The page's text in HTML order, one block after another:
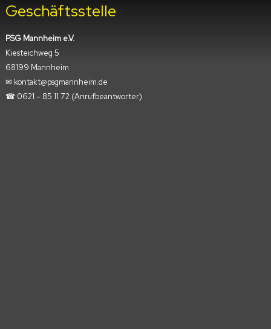
Geschäftsstelle
PSG Mannheim e.V.
Kiesteichweg 5
68199 Mannheim
✉︎ kontakt@psgmannheim.de
☎︎ 0621 – 85 11 72(Anrufbeantworter)